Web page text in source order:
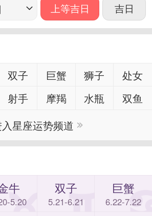
上等吉日 吉日
双子 巨蟹 狮子
处女
射手 摩羯 水瓶
双鱼
星座运势频道
牛
5.20
双子
5.21-6.21
巨蟹
6.22-7.22